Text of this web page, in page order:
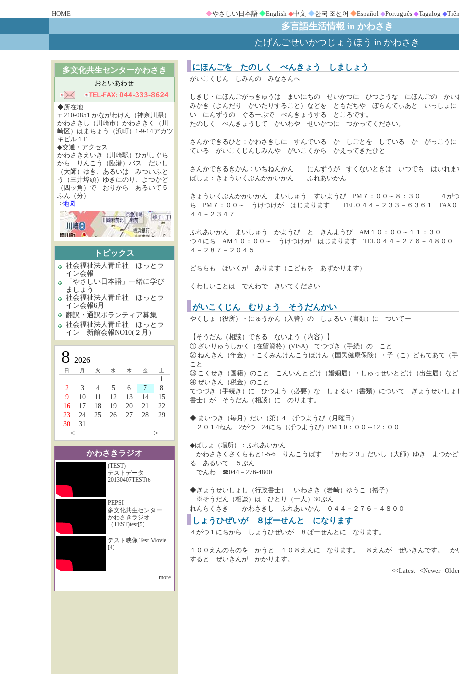
HOME ◆やさしい日本語 ◆English ◆中文 ◆한국 조선어 ◆Español ◆Português ◆Tagalog ◆
多言語生活情報 in かわさき
たげんごせいかつじょうほう in かわさき
多文化共生センターかわさき
おといあわせ
◆所在地
〒210-0851 かながわけん（神奈川県）
かわさきし（川崎市）かわさきく（川
崎区）はまちょう（浜町）1-9-14アカツ
キビル１F
◆交通・アクセス
かわさきえいき（川崎駅）ひがしぐち
から りんこう（臨港）バス だいし
（大師）ゆき、あるいは みついふと
う（三井埠頭）ゆきにのり、よつかど
（四ッ角）で おりから あるいて５
ふん（分）
->地図
トピックス
社会福祉法人青丘社 ほっとラ
イン会報
「やさしい日本語」一緒に学び
ましょう
社会福祉法人青丘社 ほっとラ
イン会報6月
翻訳・通訳ボランティア募集
社会福祉法人青丘社 ほっとラ
イン 新館会報NO10(２月）
8 2026
日 月 火 水 木 金 土
1
2
3 4 5 6 7
8
9
10 11 12 13 14
15
16
17 18 19 20 21
22
23
24 25 26 27 28
29
30
31
< >
かわさきラジオ
(TEST)
テストデータ
20130407TEST[6]
PEPSI
多文化共生センター
かわさきラジオ
（TEST)test[5]
テスト映像 Test Movie
[4]
more
にほんごを たのしく べんきょう しましょう
がいこくじん しみんの みなさんへ
しきじ・にほんごがっきゅうは まいにちの せいかつに ひつような にほんごの か
みかき（よんだり かいたりすること）などを ともだちや ぼらんてぃあと いっしょ
い にんずうの ぐるーぷで べんきょうする ところです。
たのしく べんきょうして かいわや せいかつに つかってください。
さんかできるひと：かわさきしに すんでいる か しごとを している か がっこう
ている がいこくじんしみんや がいこくから かえってきたひと
さんかできるきかん：いちねんかん にんずうが すくないときは いつでも はいれま
ばしょ：きょういくぶんかかいかん ふれあいかん
きょういくぶんかかいかん…まいしゅう すいようび PM７：００～８：３０ ４がつ
ち PM７：００～ うけつけが はじまります TEL０４４－２３３－６３６１ FAX０
４４－２３４７
ふれあいかん…まいしゅう かようび と きんようび AM１０：００～１１：３
つ４にち AM１０：００～ うけつけが はじまります TEL０４４－２７６－４８００
４－２８７－２０４５
どちらも ほいくが あります（こどもを あずかります）
くわしいことは でんわで きいてください
がいこくじん むりょう そうだんかい
やくしょ（役所）・にゅうかん（入管）の しょるい（書類）に ついてー
【そうだん（相談）できる ないよう（内容）】
① ざいりゅうしかく（在留資格）(VISA) てつづき（手続）の こと
② ねんきん（年金）・こくみんけんこうほけん（国民健康保険）・子（こ）どもてあて（
こと
③ こくせき（国籍）のこと…こんいんとどけ（婚姻届）・しゅっせいとどけ（出生届）など
④ ぜいきん（税金）のこと
てつづき（手続き）に ひつよう（必要）な しょるい（書類）について ぎょうせいしょ
書士）が そうだん（相談）に のります。
◆ まいつき（毎月）だい（第）4 げつようび（月曜日）
２０１4ねん 2がつ 24にち（げつようび）PM１0：００～12：００
◆ばしょ（場所）：ふれあいかん
かわさきくさくらもと1-5-6 りんこうばす 「かわ２３」だいし（大師）ゆき よつか
る あるいて ５ぷん
でんわ ☎044－276-4800
◆ぎょうせいしょし（行政書士） いわさき（岩崎）ゆうこ（裕子）
※そうだん（相談）は ひとり（一人）30ぷん
れんらくさき かわさきし ふれあいかん ０４４－２７６－４８００
しょうひぜいが ８ぱーせんと になります
４がつ１にちから しょうひぜいが ８ぱーせんとに なります。
１００えんのものを かうと １０８えんに なります。 ８えんが ぜいきんです。 か
すると ぜいきんが かかります。
<<Latest <Newer